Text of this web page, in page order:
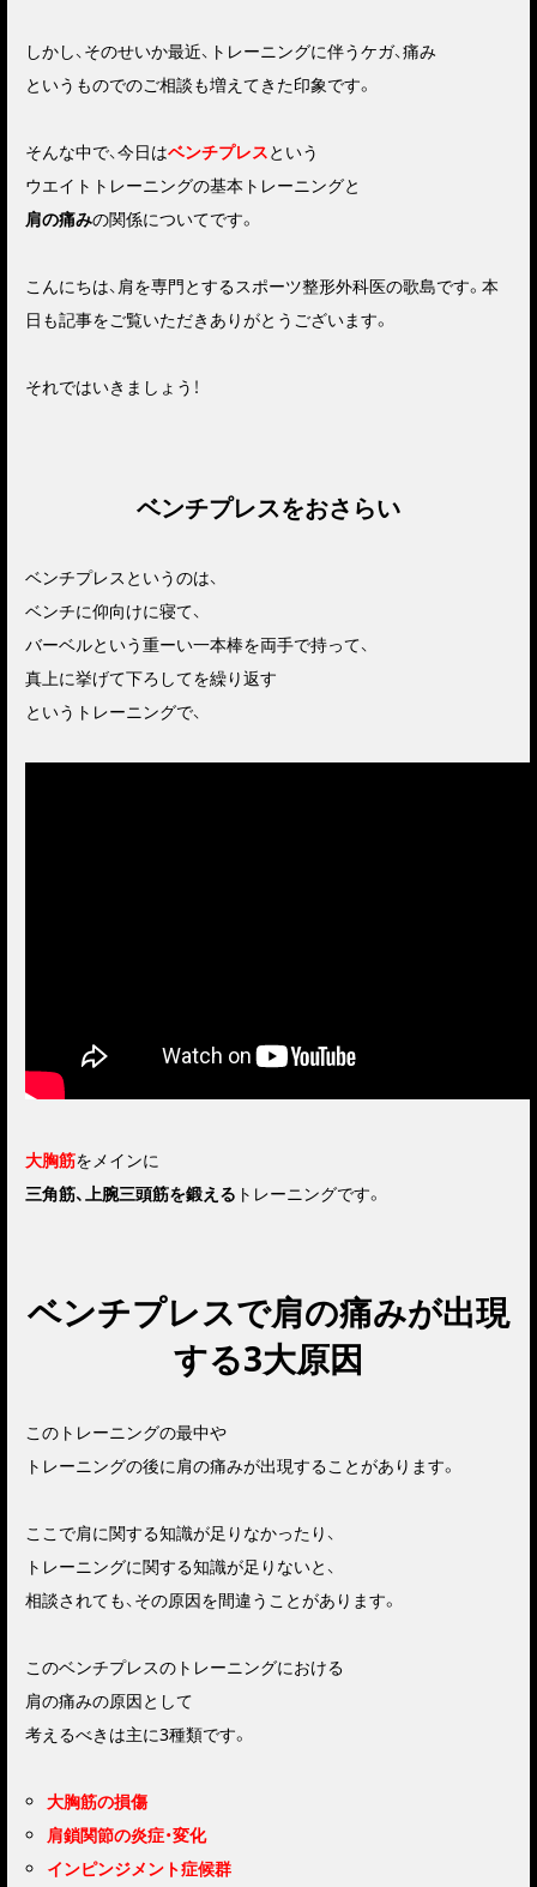
しかし、そのせいか最近、トレーニングに伴うケガ、痛み
というものでのご相談も増えてきた印象です。
そんな中で、今日はベンチプレスという
ウエイトトレーニングの基本トレーニングと
肩の痛みの関係についてです。
こんにちは、肩を専門とするスポーツ整形外科医の歌島です。本
日も記事をご覧いただきありがとうございます。
それではいきましょう！
ベンチプレスをおさらい
ベンチプレスというのは、
ベンチに仰向けに寝て、
バーベルという重ーい一本棒を両手で持って、
真上に挙げて下ろしてを繰り返す
というトレーニングで、
大胸筋をメインに
三角筋、上腕三頭筋を鍛える トレーニングです。
ベンチプレスで肩の痛みが出現
する3大原因
このトレーニングの最中や
トレーニングの後に肩の痛みが出現することがあります。
ここで肩に関する知識が足りなかったり、
トレーニングに関する知識が足りないと、
相談されても、その原因を間違うことがあります。
このベンチプレスのトレーニングにおける
肩の痛みの原因として
考えるべきは主に3種類です。
大胸筋の損傷
肩鎖関節の炎症・変化
インピンジメント症候群